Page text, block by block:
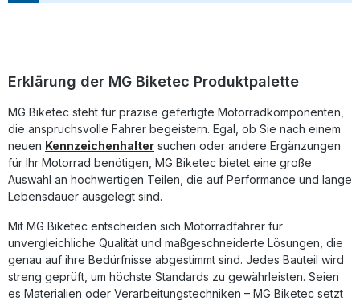
Erklärung der MG Biketec Produktpalette
MG Biketec steht für präzise gefertigte Motorradkomponenten,
die anspruchsvolle Fahrer begeistern. Egal, ob Sie nach einem
neuen Kennzeichenhalter suchen oder andere Ergänzungen
für Ihr Motorrad benötigen, MG Biketec bietet eine große
Auswahl an hochwertigen Teilen, die auf Performance und lange
Lebensdauer ausgelegt sind.
Mit MG Biketec entscheiden sich Motorradfahrer für
unvergleichliche Qualität und maßgeschneiderte Lösungen, die
genau auf ihre Bedürfnisse abgestimmt sind. Jedes Bauteil wird
streng geprüft, um höchste Standards zu gewährleisten. Seien
es Materialien oder Verarbeitungstechniken – MG Biketec setzt